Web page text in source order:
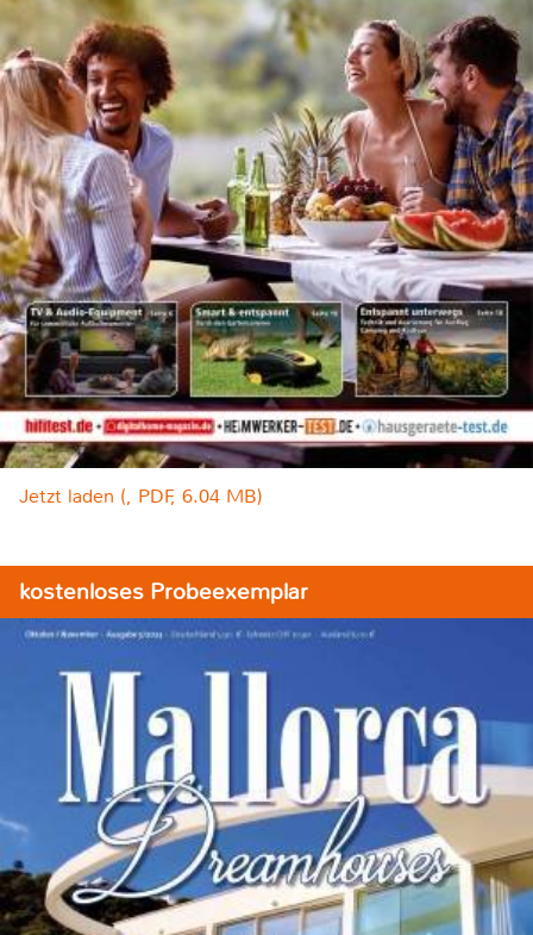
Jetzt laden (, PDF, 6.04 MB)
kostenloses Probeexemplar